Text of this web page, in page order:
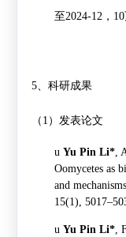
至2024-12 ， 10
5、科研成果
（ 1 ）发表论文
u Yu Pin Li*,
Oomycetes as
and
15(1),
u Yu Pin Li*,